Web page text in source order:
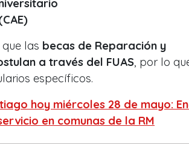
las becas de Reparación y
a través del FUAS , por lo
específicos.
hoy miércoles 28 de mayo:
en comunas de la RM